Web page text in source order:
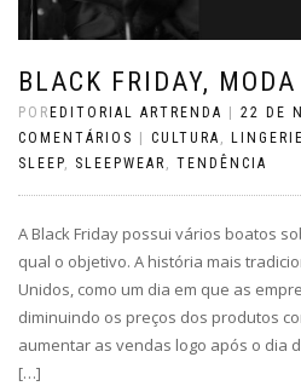
BLACK FRIDAY,
POREDITORIAL ARTRENDA | 22 DE
COMENTÁRIOS | CULTURA LINGERIE
SLEEP
SLEEPWEAR TENDÊNCIA
A Black Friday possui vários boatos
qual o objetivo. A história mais
Unidos, como um dia em que as
diminuindo os preços dos produtos
aumentar as vendas logo após o dia
[…]